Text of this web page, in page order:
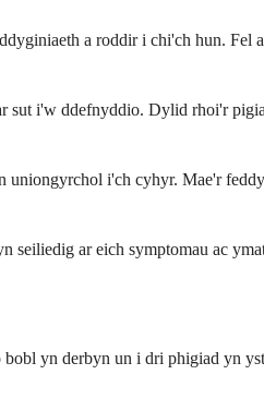
a roddir i chi'ch hun. Fel
i'w ddefnyddio. Dylid rhoi'r
i'ch cyhyr. Mae'r
ar eich symptomau ac
yn derbyn un i dri phigiad yn